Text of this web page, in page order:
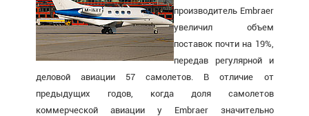
производитель Embraer
увеличил объем
поставок почти на 19%,
передав регулярной и
деловой авиации 57 самолетов. В отличие от
предыдущих годов, когда доля самолетов
коммерческой авиации у Embraer значительно